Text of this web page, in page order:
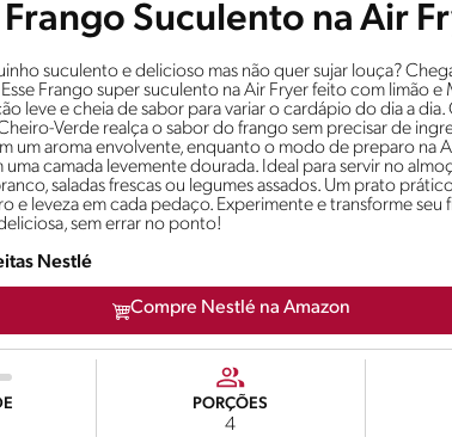
Suculento na Air
suculento e delicioso mas não quer sujar louça?
Frango super suculento na Air Fryer feito com limão
leve e cheia de sabor para variar o cardápio do dia a
Verde realça o sabor do frango sem precisar de
um aroma envolvente, enquanto o modo de preparo na
camada levemente dourada. Ideal para servir no
saladas frescas ou legumes assados. Um prato
e leveza em cada pedaço. Experimente e transforme
sem errar no ponto!
Nestlé
Compre Nestlé na Amazon
PORÇÕES
4